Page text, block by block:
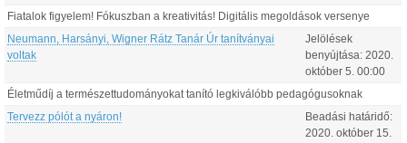
Fiatalok figyelem! Fókuszban a kreativitás! Digitális megoldások versenye
Neumann, Harsányi, Wigner Rátz Tanár Úr tanítványai
voltak
Jelölések
benyújtása: 2020.
október 5 00:00
Életműdíj a természettudományokat tanító legkiválóbb pedagógusoknak
Tervezz pólót a nyáron!
Beadási határidő:
2020. október 15